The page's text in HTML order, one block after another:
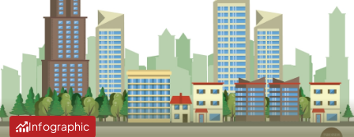
Infographic